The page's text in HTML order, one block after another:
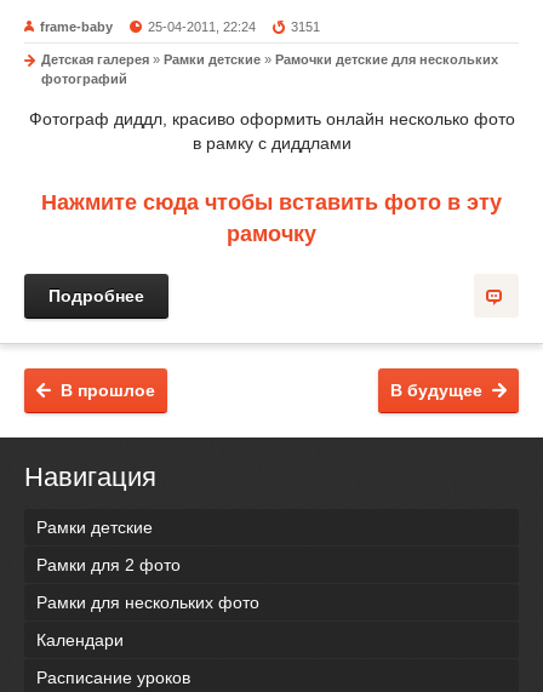
frame-baby 25-04-2011, 22:24 3151
Детская галерея » Рамки детские » Рамочки детские для нескольких
фотографий
Фотограф диддл, красиво оформить онлайн несколько фото
в рамку с диддлами
Нажмите сюда чтобы вставить фото в эту
рамочку
Подробнее
В будущее
В прошлое
Навигация
Рамки детские
Рамки для 2 фото
Рамки для нескольких фото
Календари
Расписание уроков